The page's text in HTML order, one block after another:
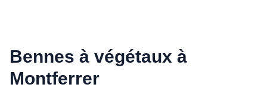
Bennes à végétaux à
Montferrer